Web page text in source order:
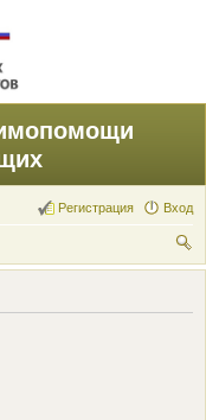
Вход
Регистрация
ои